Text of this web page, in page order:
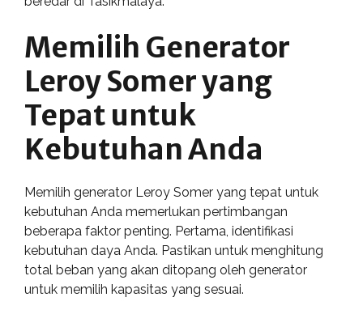
Memilih Generator
Leroy Somer yang
Tepat untuk
Kebutuhan Anda
Memilih generator Leroy Somer yang tepat untuk
kebutuhan Anda memerlukan pertimbangan
beberapa faktor penting. Pertama, identifikasi
kebutuhan daya Anda. Pastikan untuk menghitung
total beban yang akan ditopang oleh generator
untuk memilih kapasitas yang sesuai.